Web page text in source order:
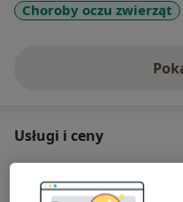
Choroby oczu zwierząt
Usługi i ceny
Szczegóły